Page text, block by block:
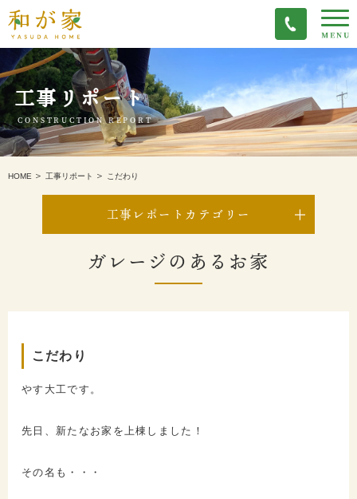
工事リポート
CONSTRUCTION REPORT
HOME 工事リポート こだわり
工事レポートカテゴリー
ガレージのあるお家
こだわり
やす大工です。
先日、新たなお家を上棟しました！
その名も・・・